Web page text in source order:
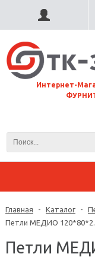
⠀Интернет-
Главная - Каталог -
Петли МЕДИО
Петли